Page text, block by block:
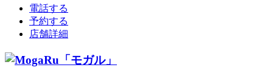
電話する
予約する
店舗詳細